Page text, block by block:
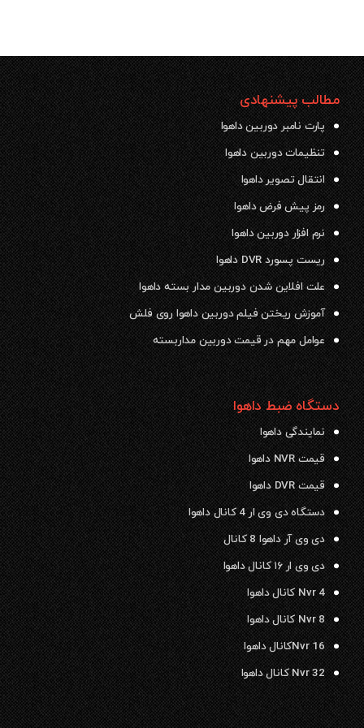
مطالب پیشنهادی
پارت نامبر دوربین داهوا
تنظیمات دوربین داهوا
انتقال تصویر داهوا
رمز پیش فرض داهوا
نرم افزار دوربین داهوا
ریست پسورد DVR داهوا
علت افلاین شدن دوربین مدار بسته داهوا
آموزش ریختن فیلم دوربین داهوا روی فلش
عوامل مهم در قیمت دوربین مداربسته
دستگاه ضبط داهوا
نمایندگی داهوا
قیمت NVR داهوا
قیمت DVR داهوا
دستگاه دی وی ار 4 کانال داهوا
دی وی آر داهوا 8 کانال
دی وی ار ۱۶ کانال داهوا
Nvr 4 کانال داهوا
Nvr 8 کانال داهوا
Nvr 16کانال داهوا
Nvr 32 کانال داهوا